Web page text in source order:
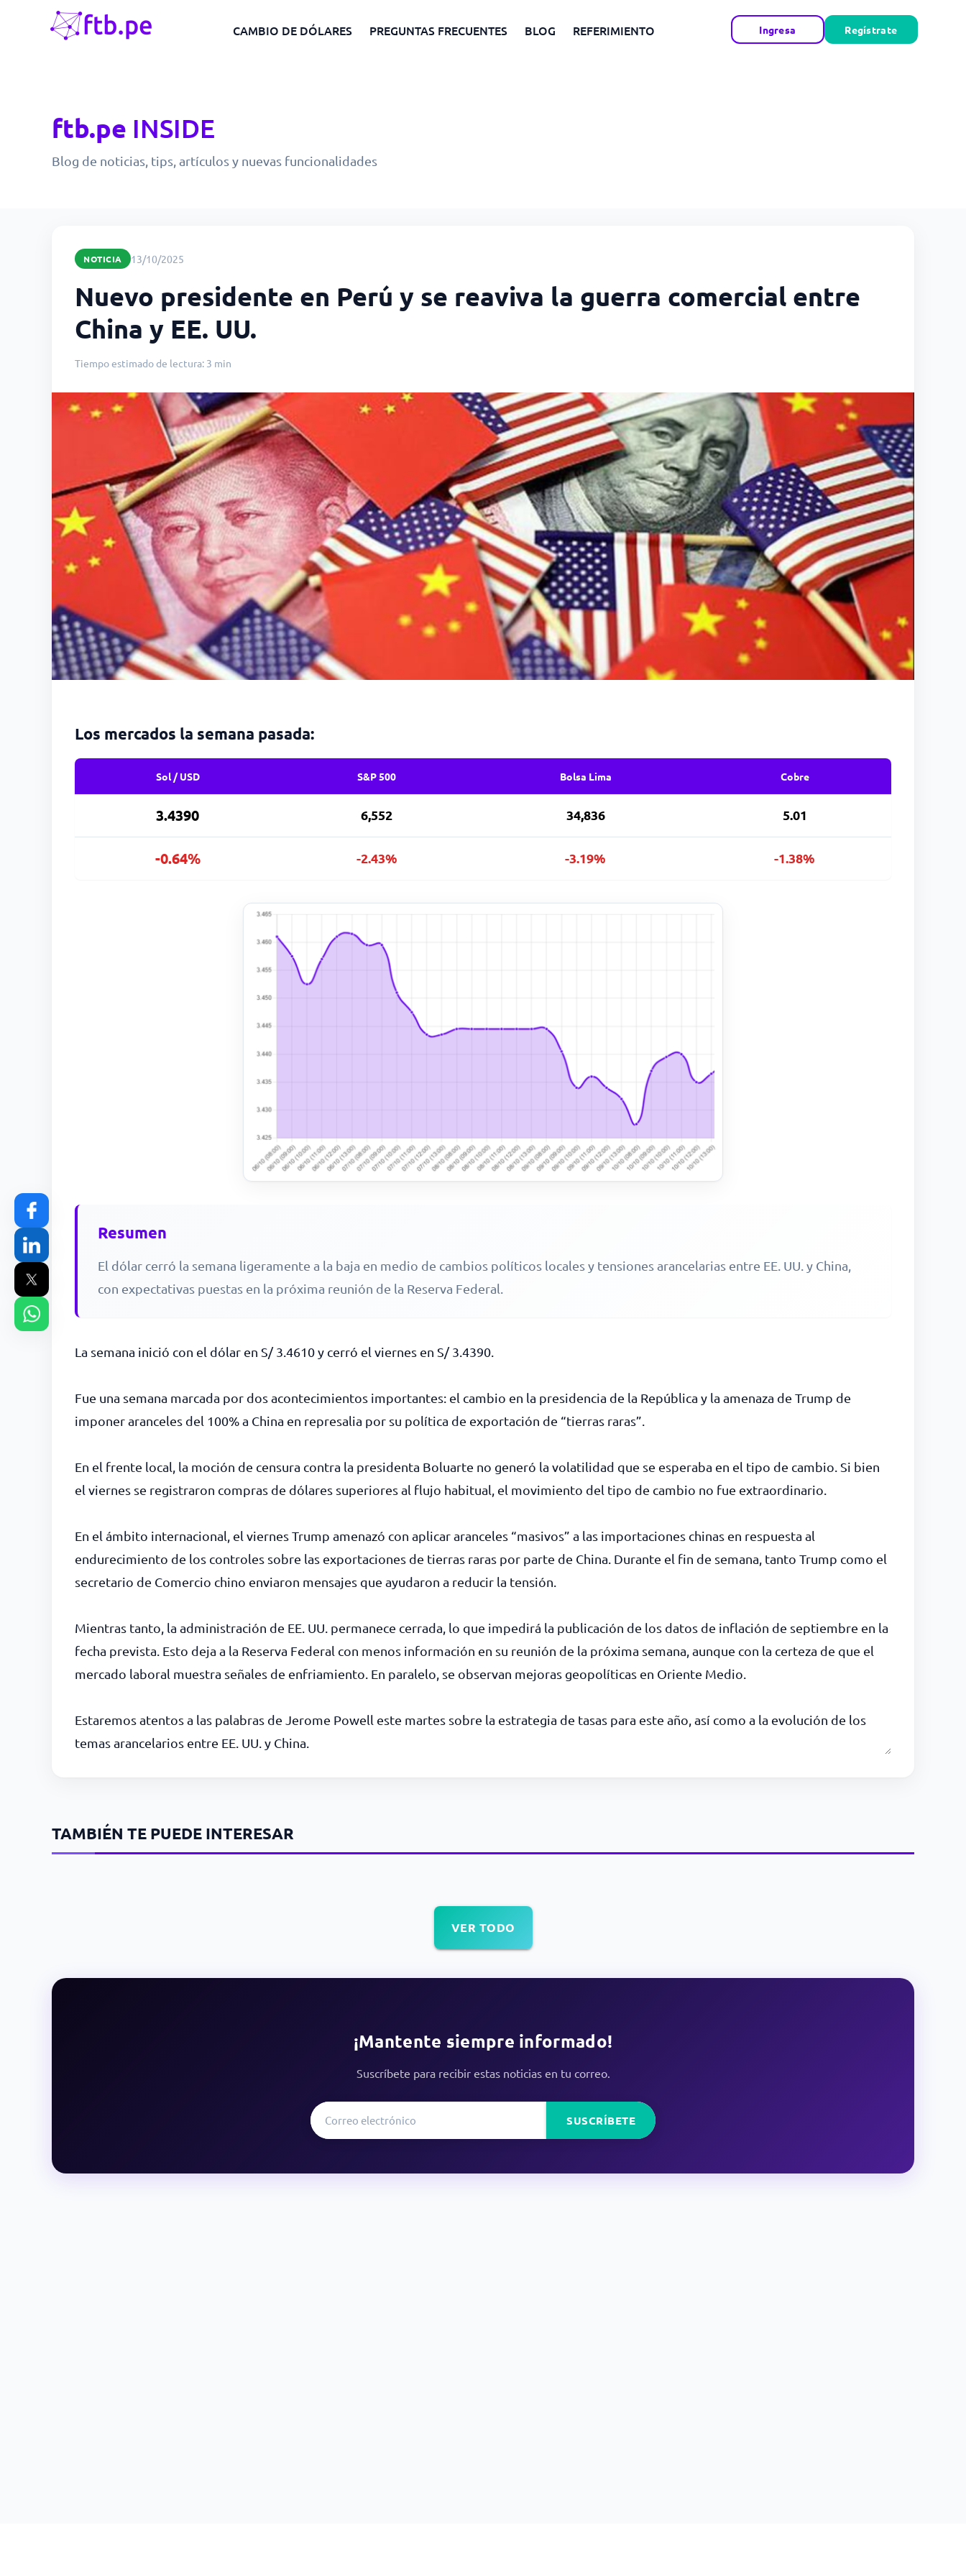
CAMBIO DE DÓLARES PREGUNTAS FRECUENTES BLOG REFERIMIENTO Ingresa Regístrate
ftb.pe INSIDE
Blog de noticias, tips, artículos y nuevas funcionalidades
NOTICIA 13/10/2025
Nuevo presidente en Perú y se reaviva la guerra comercial entre
China y EE. UU.
Tiempo estimado de lectura: 3 min
Los mercados la semana pasada:
Sol / USD S&P 500 Bolsa Lima Cobre
3.4390 6,552 34,836 5.01
-0.64% -2.43% -3.19% -1.38%
Resumen
El dólar cerró la semana ligeramente a la baja en medio de cambios políticos locales y tensiones arancelarias entre EE. UU. y China,
con expectativas puestas en la próxima reunión de la Reserva Federal.
La semana inició con el dólar en S/ 3.4610 y cerró el viernes en S/ 3.4390.
Fue una semana marcada por dos acontecimientos importantes: el cambio en la presidencia de la República y la amenaza de Trump de
imponer aranceles del 100% a China en represalia por su política de exportación de “tierras raras”.
En el frente local, la moción de censura contra la presidenta Boluarte no generó la volatilidad que se esperaba en el tipo de cambio. Si bien
el viernes se registraron compras de dólares superiores al flujo habitual, el movimiento del tipo de cambio no fue extraordinario.
En el ámbito internacional, el viernes Trump amenazó con aplicar aranceles “masivos” a las importaciones chinas en respuesta al
endurecimiento de los controles sobre las exportaciones de tierras raras por parte de China. Durante el fin de semana, tanto Trump como el
secretario de Comercio chino enviaron mensajes que ayudaron a reducir la tensión.
Mientras tanto, la administración de EE. UU. permanece cerrada, lo que impedirá la publicación de los datos de inflación de septiembre en la
fecha prevista. Esto deja a la Reserva Federal con menos información en su reunión de la próxima semana, aunque con la certeza de que el
mercado laboral muestra señales de enfriamiento. En paralelo, se observan mejoras geopolíticas en Oriente Medio.
Estaremos atentos a las palabras de Jerome Powell este martes sobre la estrategia de tasas para este año, así como a la evolución de los
temas arancelarios entre EE. UU. y China.
TAMBIÉN TE PUEDE INTERESAR
VER TODO
¡Mantente siempre informado!
Suscríbete para recibir estas noticias en tu correo.
SUSCRÍBETE